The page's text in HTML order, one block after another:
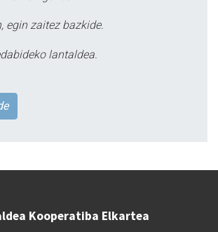
egin zaitez bazkide.
lantaldea.
Kooperatiba Elkartea